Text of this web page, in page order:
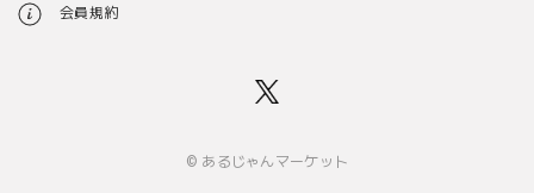
会員規約
© あるじゃんマーケット